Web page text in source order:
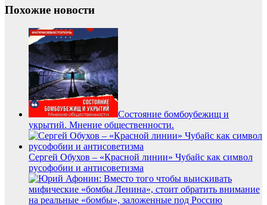
Похожие новости
Состояние бомбоубежищ и
укрытий. Мнение общественности.
Сергей Обухов – «Красной линии» Чубайс как символ
русофобии и антисоветизма